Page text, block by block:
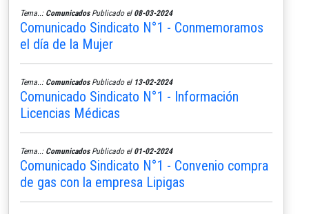
Tema..: ComunicadosPublicado el 08-03-2024
Comunicado Sindicato N°1 - Conmemoramos
el día de la Mujer
Tema..: ComunicadosPublicado el 13-02-2024
Comunicado Sindicato N°1 - Información
Licencias Médicas
Tema..: ComunicadosPublicado el 01-02-2024
Comunicado Sindicato N°1 - Convenio compra
de gas con la empresa Lipigas